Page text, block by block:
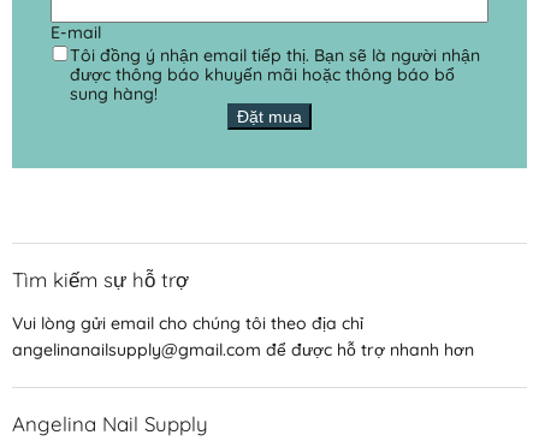
E-mail
Tôi đồng ý nhận email tiếp thị. Bạn sẽ là người nhận
được thông báo khuyến mãi hoặc thông báo bổ
sung hàng!
Đặt mua
Tìm kiếm sự hỗ trợ
Vui lòng gửi email cho chúng tôi theo địa chỉ
angelinanailsupply@gmail.com để được hỗ trợ nhanh hơn
Angelina Nail Supply